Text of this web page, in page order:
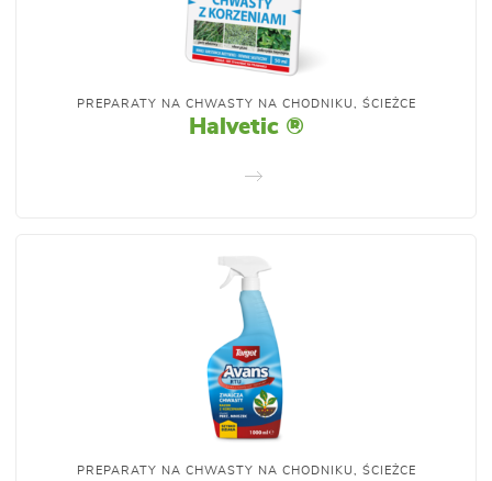
PREPARATY NA CHWASTY NA CHODNIKU, ŚCIEŻCE
Halvetic ®
PREPARATY NA CHWASTY NA CHODNIKU, ŚCIEŻCE